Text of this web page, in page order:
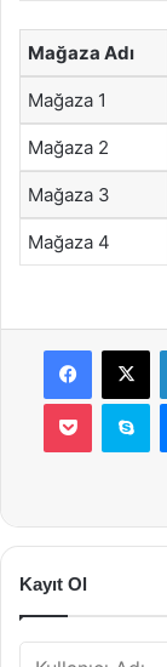
Mağaza Adı
Mağaza 1
Mağaza 2
Mağaza 3
Mağaza 4
Facebook
X
Pocket
Kayıt Ol